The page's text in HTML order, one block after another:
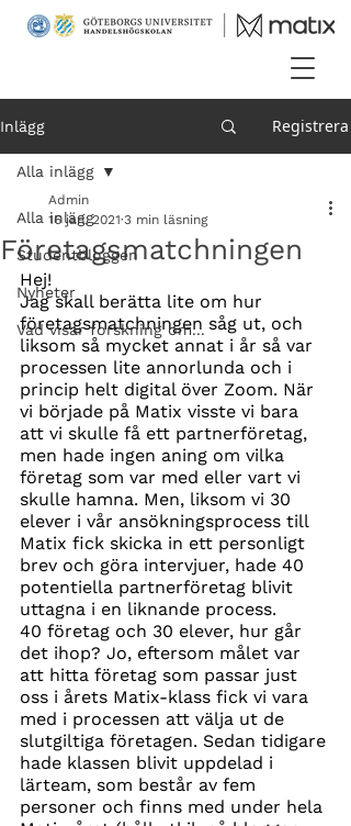
Inlägg Registrera
Alla inlägg
Studentbloggen
Nyheter
Vad visar forskning om...
Alla inlägg
Företagsmatchningen
Admin
16 jan. 2021 3 min läsning
Hej!
Jag skall berätta lite om hur
företagsmatchningen såg ut, och
liksom så mycket annat i år så var
processen lite annorlunda och i
princip helt digital över Zoom. När
vi började på Matix visste vi bara
att vi skulle få ett partnerföretag,
men hade ingen aning om vilka
företag som var med eller vart vi
skulle hamna. Men, liksom vi 30
elever i vår ansökningsprocess till
Matix fick skicka in ett personligt
brev och göra intervjuer, hade 40
potentiella partnerföretag blivit
uttagna i en liknande process.
40 företag och 30 elever, hur går
det ihop? Jo, eftersom målet var
att hitta företag som passar just
oss i årets Matix-klass fick vi vara
med i processen att välja ut de
slutgiltiga företagen. Sedan tidigare
hade klassen blivit uppdelad i
lärteam, som består av fem
personer och finns med under hela